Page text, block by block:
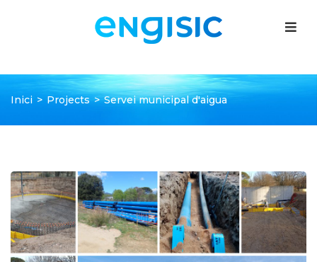
Inici > Projects > Servei municipal d'aigua